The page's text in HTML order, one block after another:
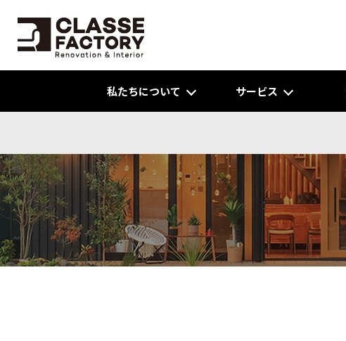
私たちについて サービス